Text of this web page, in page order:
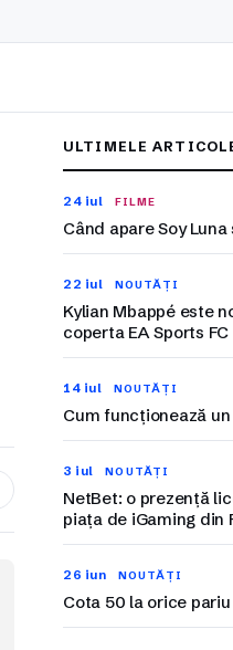
ULTIMELE
24 iul FILME
Când apare Soy
22 iul NOUTĂȚI
Kylian Mbappé este
coperta EA Sports FC
14 iul NOUTĂȚI
Cum funcționează
3 iul NOUTĂȚI
NetBet: o prezență
piața de iGaming din
26 iun NOUTĂȚI
Cota 50 la orice